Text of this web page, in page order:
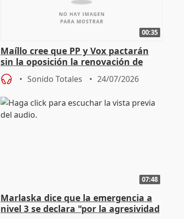
00:35
Maíllo cree que PP y Vox pactarán
sin la oposición la renovación de
órganos como el Defensor
Sonido Totales 24/07/2026
07:48
Marlaska dice que la emergencia a
nivel 3 se declara "por la agresividad